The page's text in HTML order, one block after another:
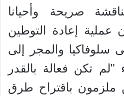
صريحة وأحيانا
عملية إعادة التوطين
سلوفاكيا والمجر إلى
"لم تكن فعالة بالقدر
ملزمون باقتراح طرق